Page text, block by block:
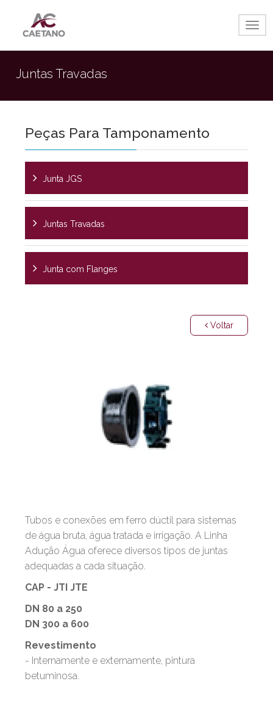
Juntas Travadas
Peças Para Tamponamento
Junta JGS
Juntas Travadas
Junta com Flanges
Voltar
Tubos e conexões em ferro dúctil para sistemas
de água bruta, água tratada e irrigação. A Linha
Adução Água oferece diversos tipos de juntas
adequadas a cada situação.
CAP - JTI JTE
DN 80 a 250
DN 300 a 600
Revestimento
- Internamente e externamente, pintura
betuminosa.